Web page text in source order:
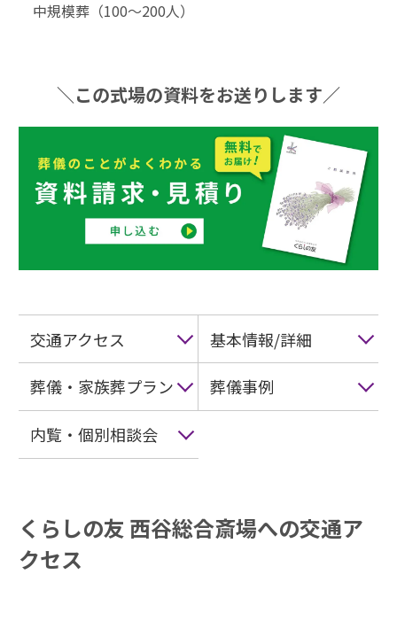
中規模葬（100〜200⼈）
＼この式場の資料をお送りします／
交通アクセス 基本情報/詳細
葬儀・家族葬プラン 葬儀事例
内覧・個別相談会
くらしの友 西谷総合斎場への交通ア
クセス